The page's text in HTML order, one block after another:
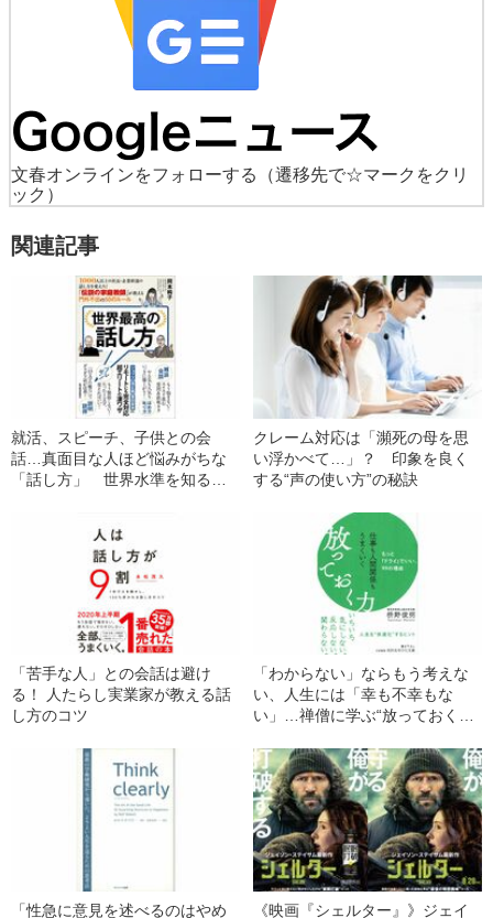
文春オンラインをフォローする
（遷移先で☆マークをクリ
ック）
関連記事
就活、スピーチ、子供との会
話…真面目な人ほど悩みがちな
「話し方」 世界水準を知るコ
クレーム対応は「瀕死の母を思
い浮かべて…」？ 印象を良く
する“声の使い方”の秘訣
「苦手な人」との会話は避け
る！ 人たらし実業家が教える話
し方のコツ
「わからない」ならもう考えな
い、人生には「幸も不幸もな
い」…禅僧に学ぶ“放っておく力
「性急に意見を述べるのはやめ
《映画『シェルター』》ジェイ